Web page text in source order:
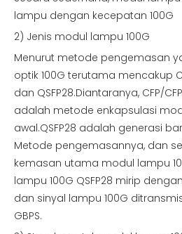
lampu dengan kecepatan 100G
2) Jenis modul lampu 100G
Menurut metode pengemasan
optik 100G terutama mencakup
dan QSFP28.Diantaranya, CFP/
adalah metode enkapsulasi
awal.QSFP28 adalah generasi
Metode pengemasannya, dan
kemasan utama modul lampu
lampu 100G QSFP28 mirip
dan sinyal lampu 100G
GBPS.